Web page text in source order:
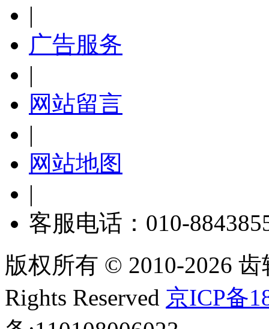
|
广告服务
|
网站留言
|
网站地图
|
客服电话：010-
版权所有 © 2010-2026
Rights Reserved 京ICP备